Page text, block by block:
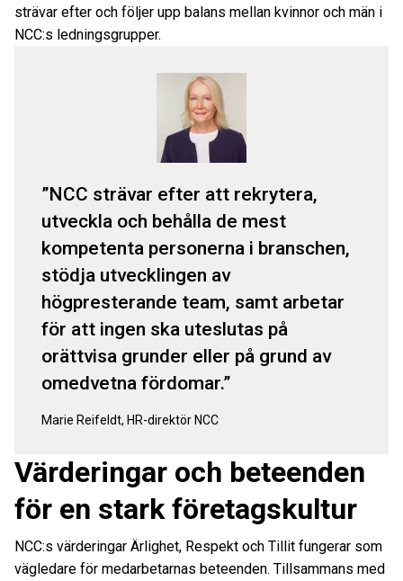
strävar efter och följer upp balans mellan kvinnor och män i
NCC:s ledningsgrupper.
NCC strävar efter att rekrytera,
utveckla och behålla de mest
kompetenta personerna i branschen,
stödja utvecklingen av
högpresterande team, samt arbetar
för att ingen ska uteslutas på
orättvisa grunder eller på grund av
omedvetna fördomar.
Marie Reifeldt, HR-direktör NCC
Värderingar och beteenden
för en stark företagskultur
NCC:s värderingar Ärlighet, Respekt och Tillit fungerar som
vägledare för medarbetarnas beteenden. Tillsammans med